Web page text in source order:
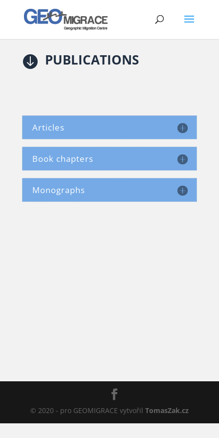
 PUBLICATIONS
Articles
Book chapters
Monographs
© 2020 - pro GEOMIGRACE vytvořil TomasZak.cz